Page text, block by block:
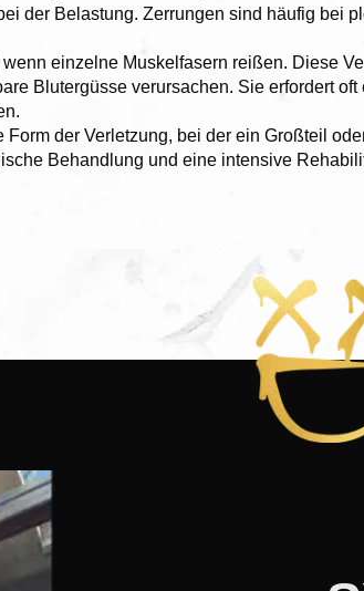
der Belastung. Zerrungen sind häufig bei
einzelne Muskelfasern reißen. Diese
Blutergüsse verursachen. Sie erfordert oft
der Verletzung, bei der ein Großteil
Behandlung und eine intensive